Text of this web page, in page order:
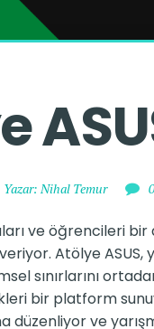
Yazar: Nihal Temur
ve öğrencileri
veriyor. Atölye ASUS,
sınırlarını
bir platform
düzenliyor ve